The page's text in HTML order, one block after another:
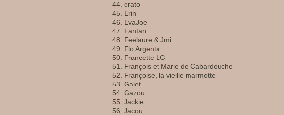
erato
Erin
EvaJoe
Fanfan
Feelaure & Jmi
Flo Argenta
Francette LG
François et Marie de Cabardouche
Françoise, la vieille marmotte
Galet
Gazou
Jackie
Jacou